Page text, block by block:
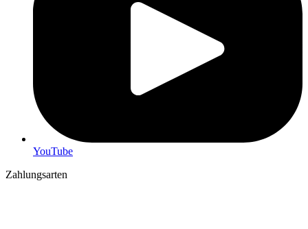
YouTube
Zahlungsarten